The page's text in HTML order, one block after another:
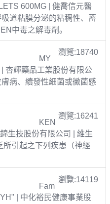
600MG | 健喬信元醫
道粘膜分泌的粘稠性、蓄
中毒之解毒劑。
瀏覽:18740
MY
杏輝藥品工業股份有限公
病、續發性細菌或黴菌感
瀏覽:16241
KEN
生技股份有限公司 | 維生
所引起之下列疾患（神經
瀏覽:14119
Fam
| 中化裕民健康事業股